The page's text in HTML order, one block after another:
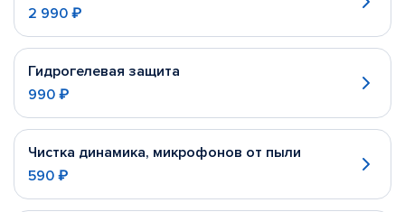
2 990 ₽
Гидрогелевая защита
990 ₽
Чистка динамика, микрофонов от пыли
590 ₽